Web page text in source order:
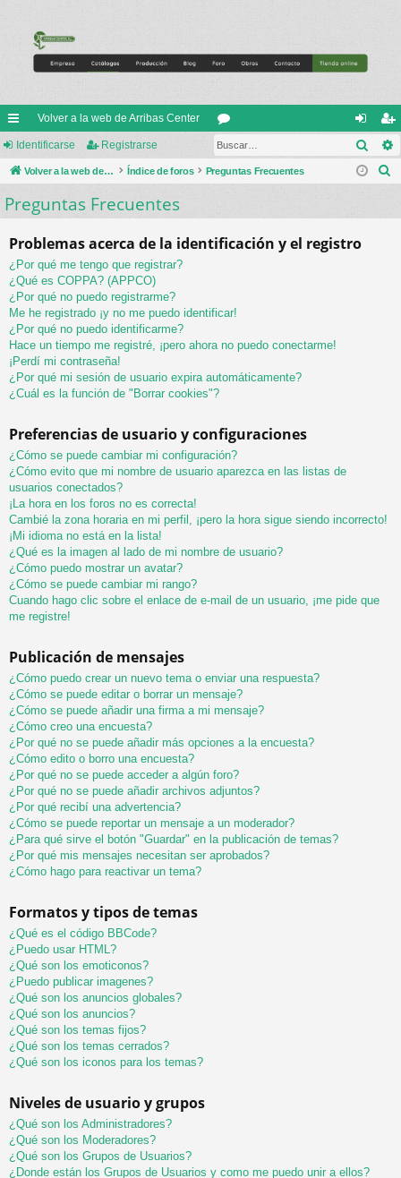
nl
ac
es
pi
do
s
Volver a la web de Arribas Center
or
os
de
nti
se
eg
ist
Identificarse Registrarse
Volver a la web de Arribas Center Índice de foros Preguntas Frecuentes
Preguntas Frecuentes
Problemas acerca de la identificación y el registro
¿Por qué me tengo que registrar?
¿Qué es COPPA? (APPCO)
¿Por qué no puedo registrarme?
Me he registrado ¡y no me puedo identificar!
¿Por qué no puedo identificarme?
Hace un tiempo me registré, ¡pero ahora no puedo conectarme!
¡Perdí mi contraseña!
¿Por qué mi sesión de usuario expira automáticamente?
¿Cuál es la función de "Borrar cookies"?
Preferencias de usuario y configuraciones
¿Cómo se puede cambiar mi configuración?
¿Cómo evito que mi nombre de usuario aparezca en las listas de
usuarios conectados?
¡La hora en los foros no es correcta!
Cambié la zona horaria en mi perfil, ¡pero la hora sigue siendo incorrecto!
¡Mi idioma no está en la lista!
¿Qué es la imagen al lado de mi nombre de usuario?
¿Cómo puedo mostrar un avatar?
¿Cómo se puede cambiar mi rango?
Cuando hago clic sobre el enlace de e-mail de un usuario, ¡me pide que
me registre!
Publicación de mensajes
¿Cómo puedo crear un nuevo tema o enviar una respuesta?
¿Cómo se puede editar o borrar un mensaje?
¿Cómo se puede añadir una firma a mi mensaje?
¿Cómo creo una encuesta?
¿Por qué no se puede añadir más opciones a la encuesta?
¿Cómo edito o borro una encuesta?
¿Por qué no se puede acceder a algún foro?
¿Por qué no se puede añadir archivos adjuntos?
¿Por qué recibí una advertencia?
¿Cómo se puede reportar un mensaje a un moderador?
¿Para qué sirve el botón "Guardar" en la publicación de temas?
¿Por qué mis mensajes necesitan ser aprobados?
¿Cómo hago para reactivar un tema?
Formatos y tipos de temas
¿Qué es el código BBCode?
¿Puedo usar HTML?
¿Qué son los emoticonos?
¿Puedo publicar imagenes?
¿Qué son los anuncios globales?
¿Qué son los anuncios?
¿Qué son los temas fijos?
¿Qué son los temas cerrados?
¿Qué son los iconos para los temas?
Niveles de usuario y grupos
¿Qué son los Administradores?
¿Qué son los Moderadores?
¿Qué son los Grupos de Usuarios?
¿Donde están los Grupos de Usuarios y como me puedo unir a ellos?